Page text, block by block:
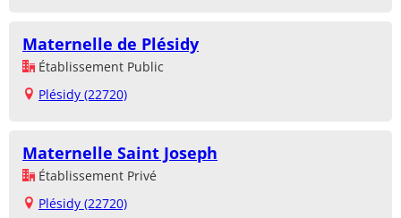
Maternelle de Plésidy
Établissement Public
Plésidy (22720)
Maternelle Saint Joseph
Établissement Privé
Plésidy (22720)